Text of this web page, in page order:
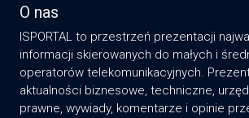
O nas
ISPORTAL to przestrzeń prezentacji
informacji skierowanych do małych i
operatorów telekomunikacyjnych.
aktualności biznesowe, techniczne,
prawne, wywiady, komentarze i opinie